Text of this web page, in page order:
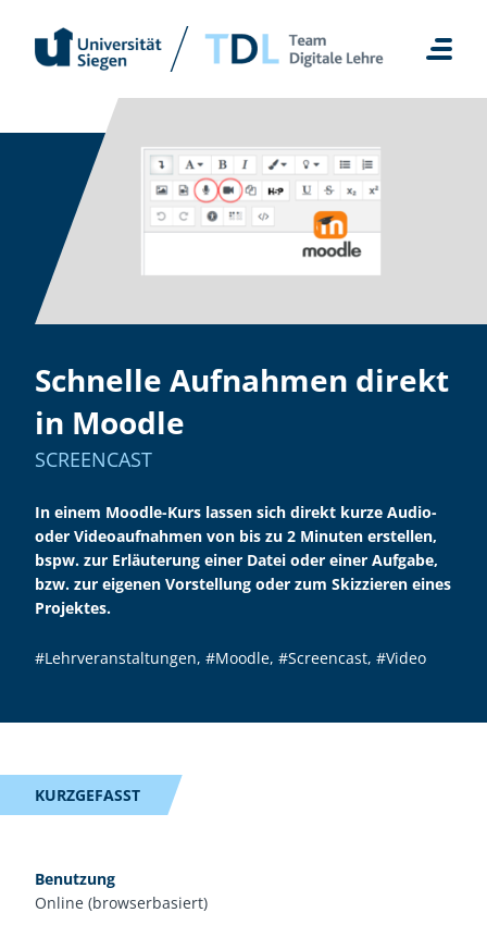
Inhalt
springen
Schnelle Aufnahmen direkt
in Moodle
SCREENCAST
In einem Moodle-Kurs lassen sich direkt kurze Audio-
oder Videoaufnahmen von bis zu 2 Minuten erstellen,
bspw. zur Erläuterung einer Datei oder einer Aufgabe,
bzw. zur eigenen Vorstellung oder zum Skizzieren eines
Projektes.
#Lehrveranstaltungen, #Moodle, #Screencast, #Video
KURZGEFASST
Benutzung
Online (browserbasiert)